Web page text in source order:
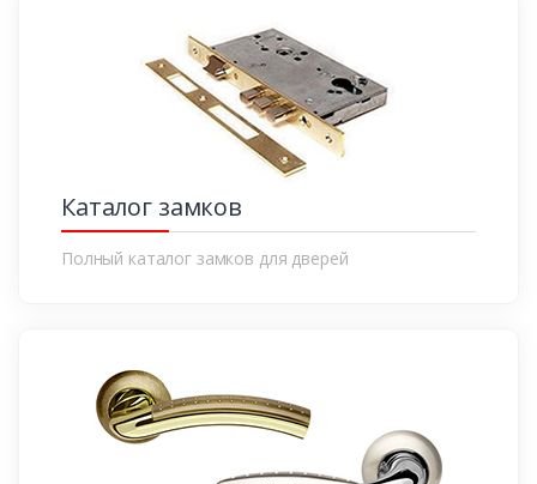
Каталог замков
Полный каталог замков для дверей